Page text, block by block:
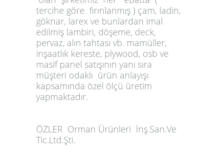
tercihe göre fırınlanmış ) çam, ladin,
göknar, larex ve bunlardan imal
edilmiş lambiri, döşeme, deck,
pervaz, alın tahtası vb. mamüller,
inşaatlık kereste, plywood, osb ve
masif panel satışının yanı sıra
müşteri odaklı ürün anlayışı
kapsamında özel ölçü üretim
yapmaktadır.
ÖZLER Orman Ürünleri İnş.San.Ve
Tic.Ltd.Şti.